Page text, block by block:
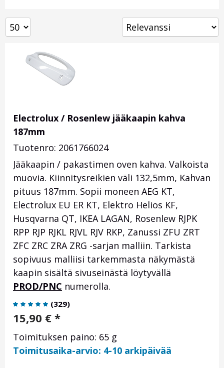
Electrolux / Rosenlew jääkaapin kahva
187mm
Tuotenro: 2061766024
Jääkaapin / pakastimen oven kahva. Valkoista
muovia. Kiinnitysreikien väli 132,5mm, Kahvan
pituus 187mm. Sopii moneen AEG KT,
Electrolux EU ER KT, Elektro Helios KF,
Husqvarna QT, IKEA LAGAN, Rosenlew RJPK
RPP RJP RJKL RJVL RJV RKP, Zanussi ZFU ZRT
ZFC ZRC ZRA ZRG -sarjan malliin. Tarkista
sopivuus malliisi tarkemmasta näkymästä
kaapin sisältä sivuseinästä löytyvällä
PROD/PNC numerolla.
(329)
15,90 € *
Toimituksen paino: 65 g
Toimitusaika-arvio: 4-10 arkipäivää